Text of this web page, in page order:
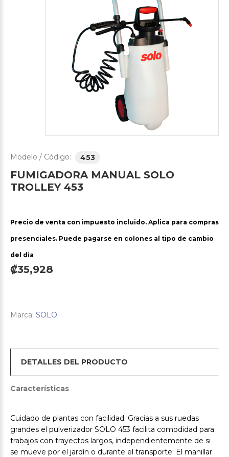
Modelo / Código: 453
FUMIGADORA MANUAL SOLO
TROLLEY 453
Precio de venta con impuesto incluido. Aplica para compras
presenciales. Puede pagarse en colones al tipo de cambio
del dia
₡35,928
Marca: SOLO
DETALLES DEL PRODUCTO
Características
Cuidado de plantas con facilidad: Gracias a sus ruedas
grandes el pulverizador SOLO 453 facilita comodidad para
trabajos con trayectos largos, independientemente de si
se mueve por el jardín o durante el transporte. El manillar